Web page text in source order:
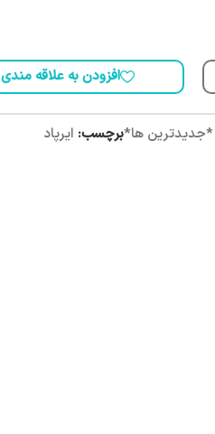
افزودن به علاقه مندی
*جدیدترین ها*برچسب: ایرپاد